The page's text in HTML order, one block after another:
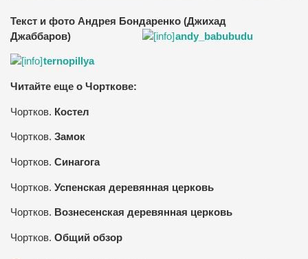
Текст и фото Андрея Бондаренко (Джихад
Джаббаров)
andy_babubudu
ternopillya
Читайте еще о Чорткове:
Чортков. Костел
Чортков. Замок
Чортков. Синагога
Чортков. Успенская деревянная церковь
Чортков. Вознесенская деревянная церковь
Чортков. Общий обзор